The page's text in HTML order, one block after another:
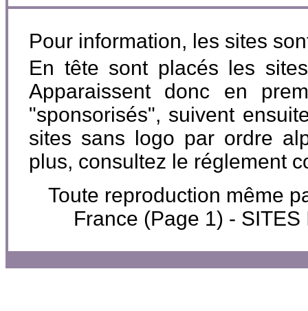
Pour information, les sites
En tête sont placés les
Apparaissent donc en
"sponsorisés", suivent
sites sans logo par ordre
plus, consultez le réglement
Toute reproduction même
France (Page 1) -